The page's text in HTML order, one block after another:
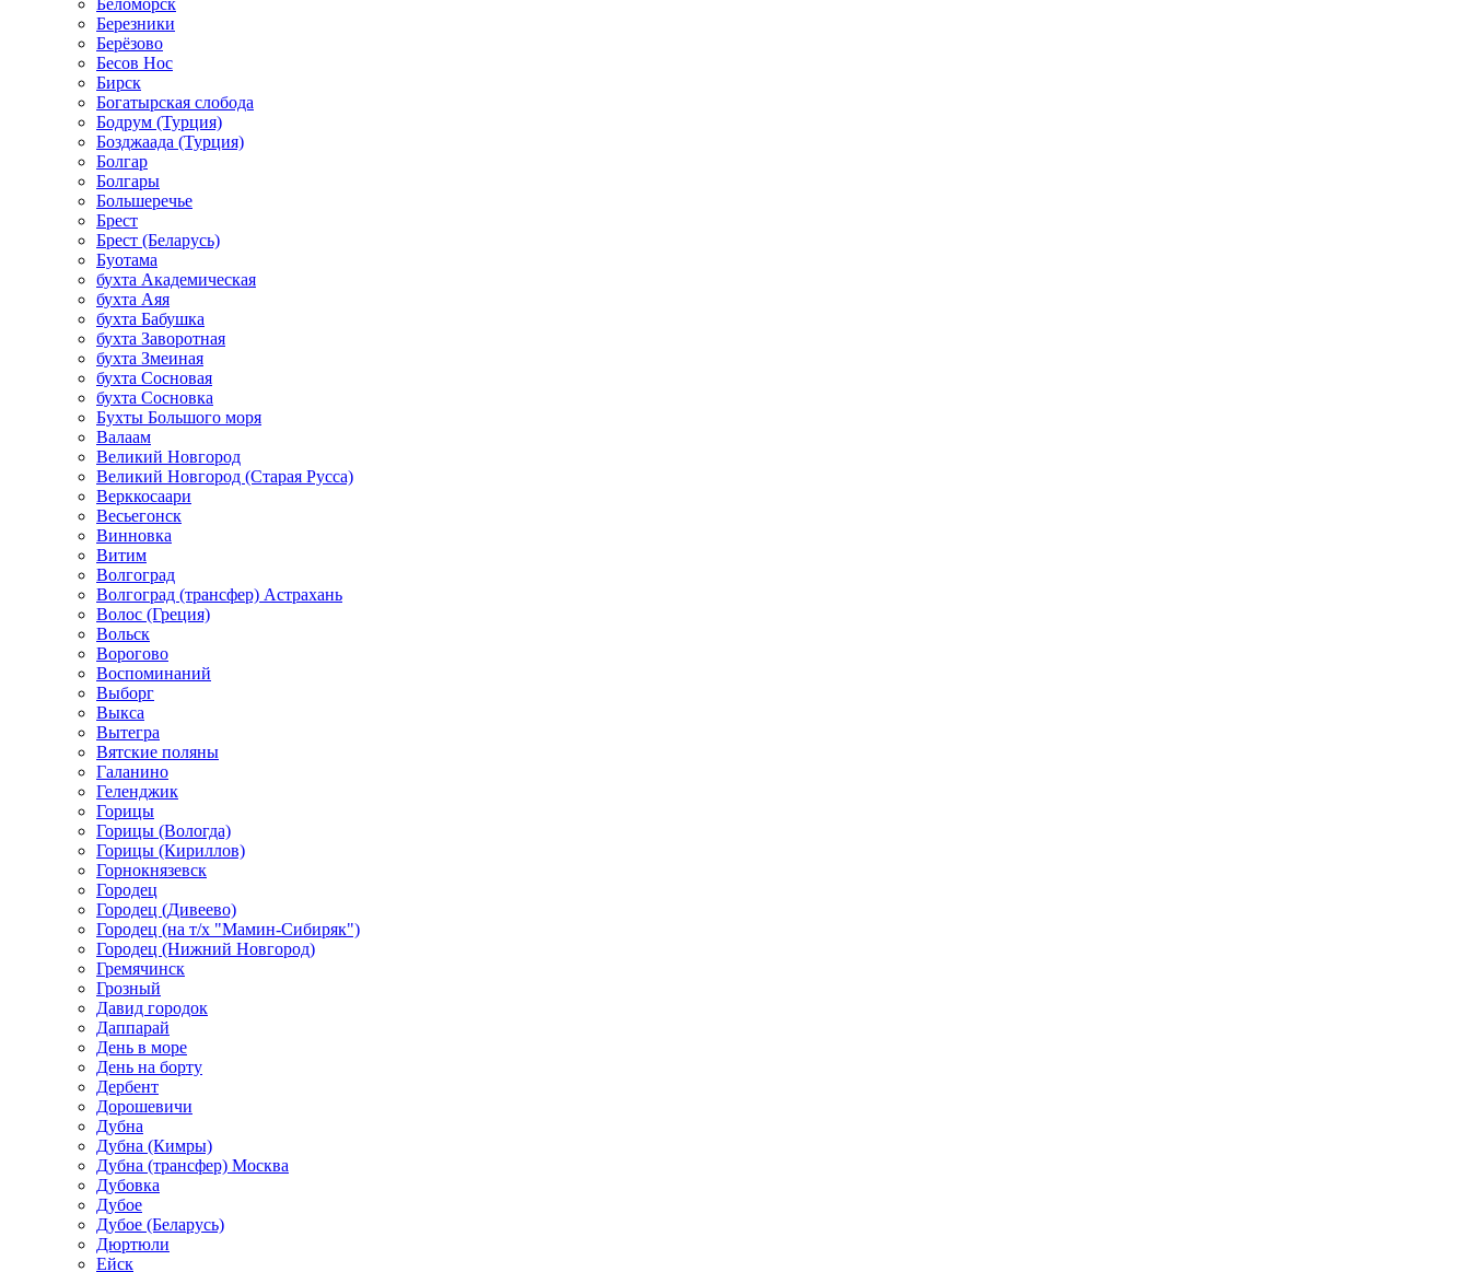
Беломорск
Березники
Берёзово
Бесов Нос
Бирск
Богатырская слобода
Бодрум (Турция)
Бозджаада (Турция)
Болгар
Болгары
Большеречье
Брест
Брест (Беларусь)
Буотама
бухта Академическая
бухта Аяя
бухта Бабушка
бухта Заворотная
бухта Змеиная
бухта Сосновая
бухта Сосновка
Бухты Большого моря
Валаам
Великий Новгород
Великий Новгород (Старая Русса)
Верккосаари
Весьегонск
Винновка
Витим
Волгоград
Волгоград (трансфер) Астрахань
Волос (Греция)
Вольск
Ворогово
Воспоминаний
Выборг
Выкса
Вытегра
Вятские поляны
Галанино
Геленджик
Горицы
Горицы (Вологда)
Горицы (Кириллов)
Горнокнязевск
Городец
Городец (Дивеево)
Городец (на т/х "Мамин-Сибиряк")
Городец (Нижний Новгород)
Гремячинск
Грозный
Давид городок
Даппарай
День в море
День на борту
Дербент
Дорошевичи
Дубна
Дубна (Кимры)
Дубна (трансфер) Москва
Дубовка
Дубое
Дубое (Беларусь)
Дюртюли
Ейск